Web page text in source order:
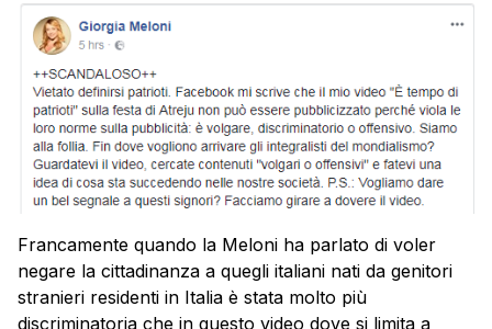
Francamente quando la Meloni ha parlato di voler
negare la cittadinanza a quegli italiani nati da genitori
stranieri residenti in Italia è stata molto più
discriminatoria che in questo video dove si limita a